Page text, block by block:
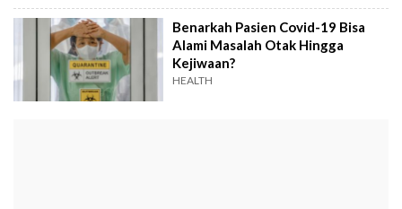
Benarkah Pasien Covid-19 Bisa
Alami Masalah Otak Hingga
Kejiwaan?
HEALTH